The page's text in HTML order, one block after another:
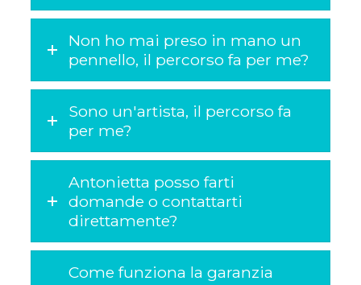
Non ho mai preso in mano un
pennello, il percorso fa per me?
Sono un'artista, il percorso fa
per me?
Antonietta posso farti
domande o contattarti
direttamente?
Come funziona la garanzia